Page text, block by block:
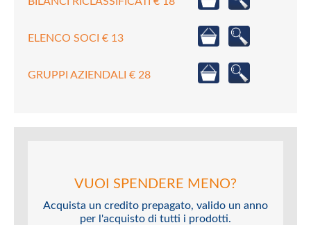
ELENCO SOCI € 13
GRUPPI AZIENDALI € 28
VUOI SPENDERE MENO?
Acquista un credito prepagato, valido un anno
per l'acquisto di tutti i prodotti.